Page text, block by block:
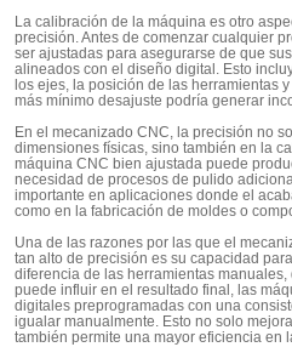
La calibración de la máquina es otro
precisión. Antes de comenzar cualquier
ser ajustadas para asegurarse de que
alineados con el diseño digital. Esto
los ejes, la posición de las herramientas
más mínimo desajuste podría generar
En el mecanizado CNC, la precisión no
dimensiones físicas, sino también en la
máquina CNC bien ajustada puede
necesidad de procesos de pulido
importante en aplicaciones donde el
como en la fabricación de moldes o
Una de las razones por las que el
tan alto de precisión es su capacidad
diferencia de las herramientas
puede influir en el resultado final, las
digitales preprogramadas con una
igualar manualmente. Esto no solo
también permite una mayor eficiencia en